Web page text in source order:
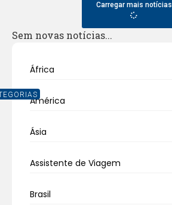
África
América
Ásia
Assistente de Viagem
Brasil
Carregar mais notícias
Sem novas notícias...